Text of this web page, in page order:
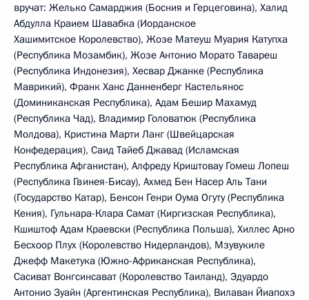
вручат: Желько Самарджия (Босния и Герцеговина), Халид
Абдулла Краием Шавабка (Иорданское
Хашимитское Королевство), Жозе Матеуш Муария Катупха
(Республика Мозамбик), Жозе Антонио Морато Тавареш
(Республика Индонезия), Хесвар Джанке (Республика
Маврикий), Франк Ханс Данненберг Кастельянос
(Доминиканская Республика), Адам Бешир Махамуд
(Республика Чад), Владимир Головатюк (Республика
Молдова), Кристина Марти Ланг (Швейцарская
Конфедерация), Саид Тайеб Джавад (Исламская
Республика Афганистан), Алфреду Криштовау Гомеш Лопеш
(Республика Гвинея-Бисау), Ахмед Бен Насер Аль Тани
(Государство Катар), Бенсон Генри Оума Огуту (Республика
Кения), Гульнара-Клара Самат (Киргизская Республика),
Кшиштоф Адам Краевски (Республика Польша), Хиллес Арно
Бесхоор Плух (Королевство Нидерландов), Мзувукиле
Джефф Макетука (Южно-Африканская Республика),
Сасиват Вонгсинсават (Королевство Таиланд), Эдуардо
Антонио Зуайн (Аргентинская Республика), Вилаван Йиапохэ